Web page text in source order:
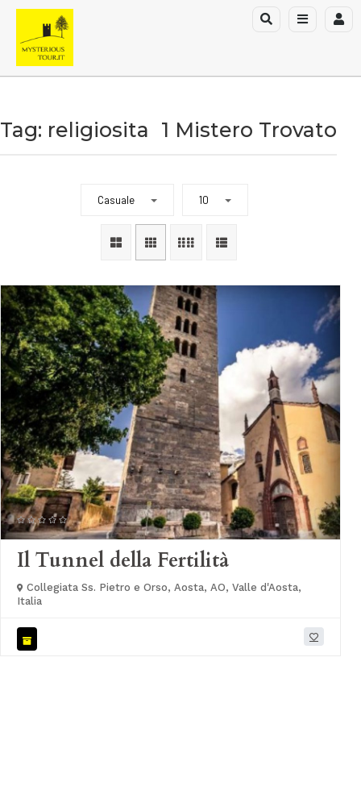
Tag: religiosita 1 Mistero Trovato
Casuale 10
Il Tunnel della Fertilità
Collegiata Ss. Pietro e Orso, Aosta, AO, Valle d'Aosta,
Italia